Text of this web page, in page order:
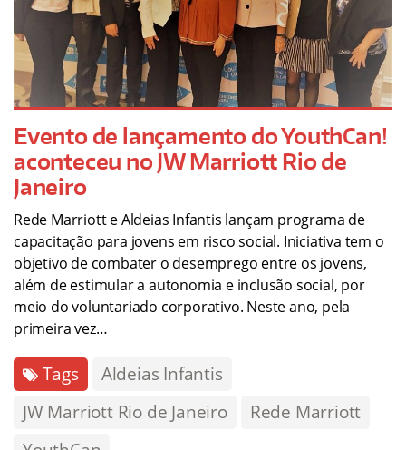
Evento de lançamento do YouthCan!
aconteceu no JW Marriott Rio de
Janeiro
Rede Marriott e Aldeias Infantis lançam programa de
capacitação para jovens em risco social. Iniciativa tem o
objetivo de combater o desemprego entre os jovens,
além de estimular a autonomia e inclusão social, por
meio do voluntariado corporativo. Neste ano, pela
primeira vez…
Tags
Aldeias Infantis
JW Marriott Rio de Janeiro
Rede Marriott